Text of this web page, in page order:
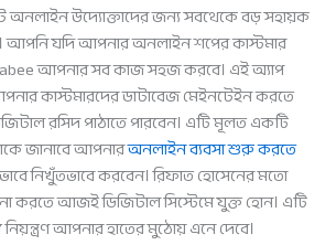
অনলাইন উদ্যোক্তাদের জন্য সবথেকে বড় সহায়ক
আপনি যদি আপনার অনলাইন শপের কাস্টমার
আপনার সব কাজ সহজ করবে। এই অ্যাপ
কাস্টমারদের ডাটাবেজ মেইনটেইন করতে
রসিদ পাঠাতে পারবেন। এটি মূলত একটি
জানাবে আপনারঅনলাইন ব্যবসা শুরু করতে
নিখুঁতভাবে করবেন। রিফাত হোসেনের মতো
করতে আজই ডিজিটাল সিস্টেমে যুক্ত হোন। এটি
আপনার হাতের মুঠোয় এনে দেবে।